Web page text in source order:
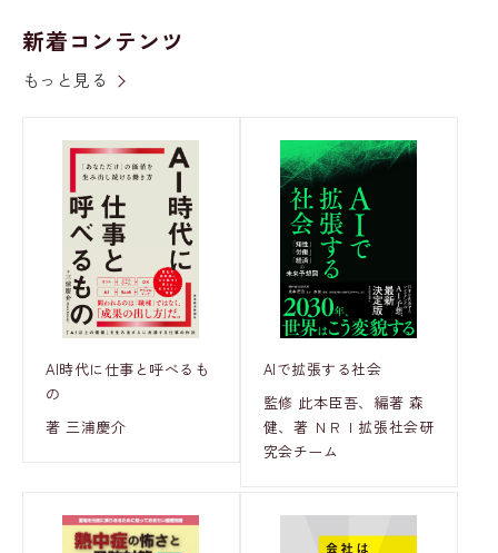
新着コンテンツ
もっと見る
AI時代に仕事と呼べるも
の
著 三浦慶介
AIで拡張する社会
監修 此本臣吾、編著 森
健、著 ＮＲＩ拡張社会研
究会チーム